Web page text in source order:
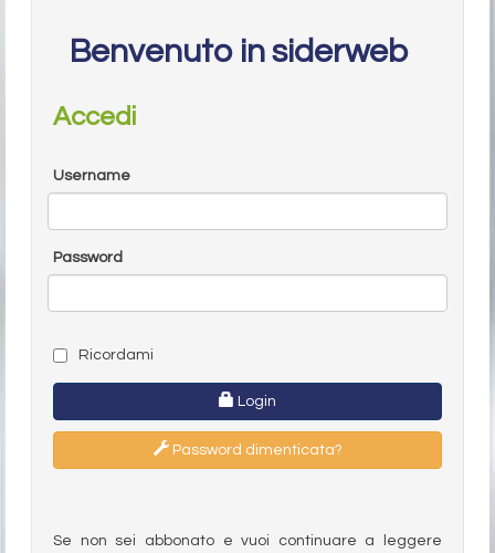
Benvenuto in siderweb
Accedi
Username
Password
Ricordami
Login
Password dimenticata?
Se non sei abbonato e vuoi continuare a leggere